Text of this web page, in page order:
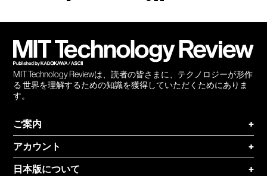
MIT Technology Reviewは、読者の皆さまに、テクノロジーが形作
る 世界を理解するための知識を獲得していただくためにありま
す。
ご案内
+
アカウント
+
日本版について
+